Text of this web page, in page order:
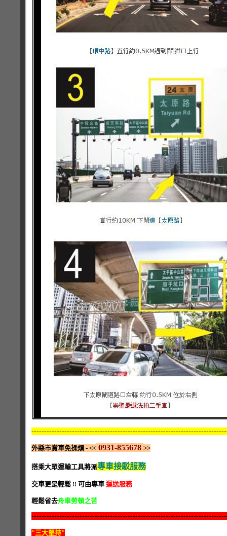
外縣市賞車免操煩 - << 0931-855678 >>
搭乘大眾運輸工具將派專車接駁服務
交車更是輕鬆 !! 可由專車 運送服務
輕鬆省去舟車勞頓之苦
"三大堅持"